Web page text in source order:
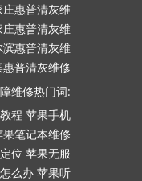
庄惠普清灰维
庄惠普清灰维
滨惠普清灰维
普清灰维修
维修热门词:
程 苹果手机
果笔记本维修
位 苹果无服
么办 苹果听